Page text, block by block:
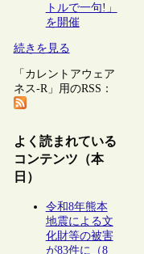
トルで一句!」
を開催
続きを見る
「カレントアウェア
ネス-R」用のRSS：
よく読まれている
コンテンツ（本
日）
令和8年熊本
地震による文
化財等の被害
が83件に（8